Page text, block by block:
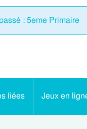
: 5eme Primaire
liées Jeux en